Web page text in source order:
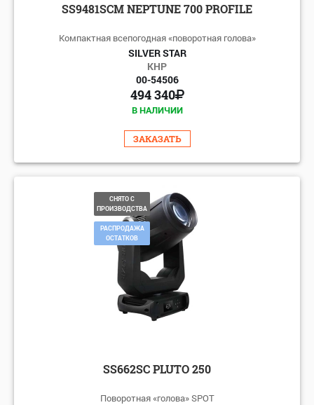
SS9481SCM NEPTUNE 700 PROFILE
Компактная всепогодная «поворотная голова»
SILVER STAR
КНР
00-54506
494 340
В НАЛИЧИИ
ЗАКАЗАТЬ
СНЯТО С
ПРОИЗВОДСТВА
РАСПРОДАЖА
ОСТАТКОВ
SS662SC PLUTO 250
Поворотная «голова» SPOT